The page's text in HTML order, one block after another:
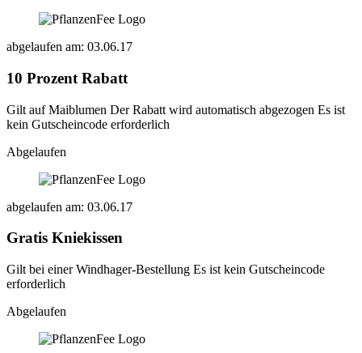
abgelaufen am: 03.06.17
10 Prozent Rabatt
Gilt auf Maiblumen Der Rabatt wird automatisch abgezogen Es ist
kein Gutscheincode erforderlich
Abgelaufen
abgelaufen am: 03.06.17
Gratis Kniekissen
Gilt bei einer Windhager-Bestellung Es ist kein Gutscheincode
erforderlich
Abgelaufen